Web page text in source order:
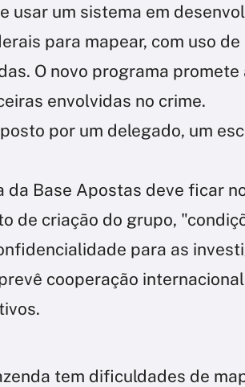
usar um sistema em
para mapear, com uso
O novo programa
envolvidas no crime.
por um delegado, um
da Base Apostas deve ficar
de criação do grupo,
para as
cooperação
tem dificuldades de